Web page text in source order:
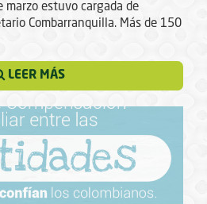
marzo estuvo cargada de
Combarranquilla. Más de 150
LEER MÁS